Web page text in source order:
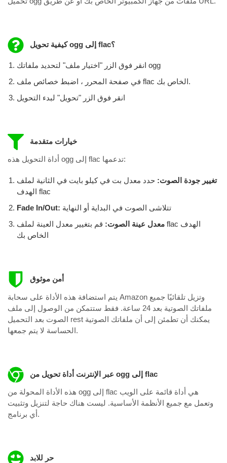
كيفية تحويل ogg إلى flac؟
انقر فوق الزر "اختيار ملف" لتحديد ملفاتك ogg
في صفحة المحرر ، اضبط خصائص ملف flac الخاص بك.
انقر فوق الزر "تحويل" لبدء التحويل
خيارات متقدمة
أداة التحويل هذه ogg إلى flac تدعمها:
تغيير جودة الصوت: حدد معدل بت في كيلو بايت في الثانية لملف
الهدف flac
Fade In/Out: تتلاشى الصوت في البداية أو النهاية
معدل عينة الصوت: قم بتغيير معدل العينة لملف flac الهدف
الخاص بك
أمن موثوق
يتم استضافة هذه الأداة على سحابة Amazon وتزيل تلقائيًا جميع
ملفاتك الصوتية بعد 24 ساعة. فقط ستتمكن من الوصول إلى ملف
الصوت بعد التحميل rest يمكنك أن تطمئن إلى أن ملفاتك الصوتية
الحساسة لا يتم جمعها.
عبر الإنترنت أداة تحويل من ogg إلى flac
هذه الأداة المحولة من ogg إلى flac هي أداة قائمة على الويب
وتعمل مع جميع الأنظمة الأساسية. ليست هناك حاجة لتنزيل وتثبيت
أي برنامج.
حر للابد